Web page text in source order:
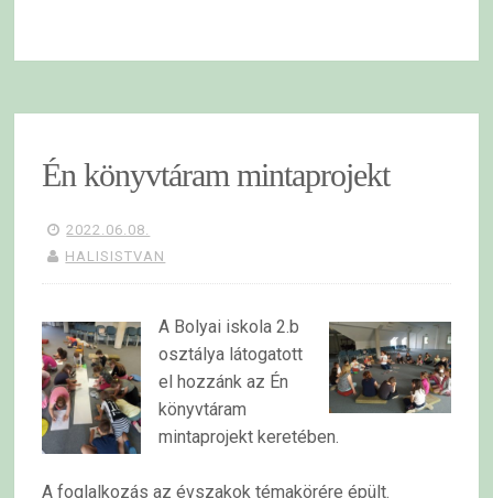
Én könyvtáram mintaprojekt
2022.06.08.
HALISISTVAN
A Bolyai iskola 2.b
osztálya látogatott
el hozzánk az Én
könyvtáram
mintaprojekt keretében.
A foglalkozás az évszakok témakörére épült.